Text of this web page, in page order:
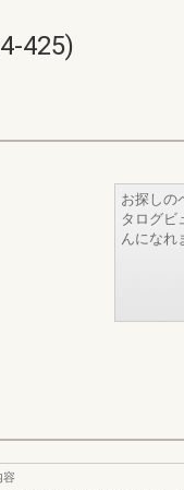
425)
お探しの
タログビ
んになれ
容